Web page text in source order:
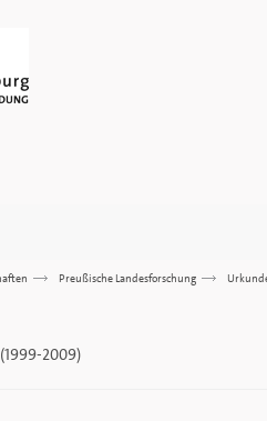
>>> Preußische Landesforschung >>>
2009)